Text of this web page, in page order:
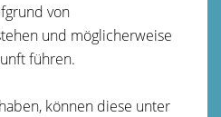
von
und möglicherweise
führen.
können diese unter